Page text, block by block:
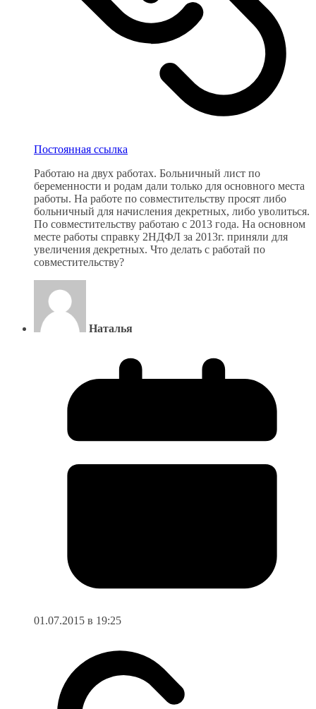
Постоянная ссылка
Работаю на двух работах. Больничный лист по
беременности и родам дали только для основного места
работы. На работе по совместительству просят либо
больничный для начисления декретных, либо уволиться.
По совместительству работаю с 2013 года. На основном
месте работы справку 2НДФЛ за 2013г. приняли для
увеличения декретных. Что делать с работай по
совместительству?
Наталья
01.07.2015 в 19:25